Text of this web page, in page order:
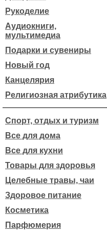
Рукоделие
Аудиокниги,
мультимедиа
Подарки и сувениры
Новый год
Канцелярия
Религиозная атрибутика
Спорт, отдых и туризм
Все для дома
Все для кухни
Товары для здоровья
Целебные травы, чаи
Здоровое питание
Косметика
Парфюмерия